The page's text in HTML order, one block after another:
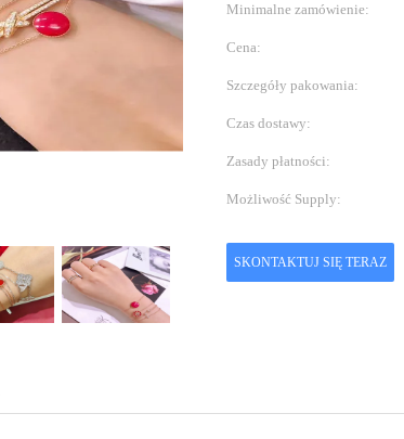
Minimalne zamówienie:
Cena:
Szczegóły pakowania:
Czas dostawy:
Zasady płatności:
Możliwość Supply:
SKONTAKTUJ SIĘ TERAZ